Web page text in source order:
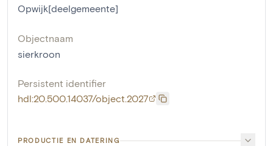
Opwijk[deelgemeente]
Objectnaam
sierkroon
Persistent identifier
hdl:20.500.14037/object.2027
PRODUCTIE EN DATERING